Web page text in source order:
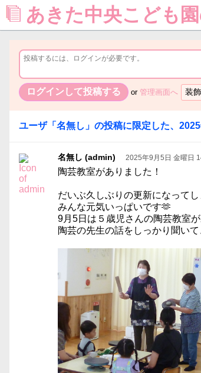
あきた中央こども
or 管理画面へ
ユーザ「 名無し 」の投稿に限定した、
名無し (admin) 2025年9月5日 金曜日
陶芸教室がありました！
だいぶ久しぶりの更新になって
みんな元気いっぱいです🫶
9月5日は５歳児さんの陶芸教室
陶芸の先生の話をしっかり聞い